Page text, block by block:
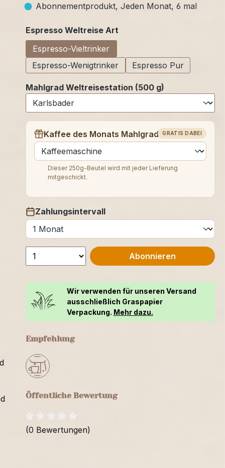
Abonnementprodukt, Jeden Monat, 6 mal
Espresso Weltreise Artauswählen
Espresso-Vieltrinker
Espresso-Wenigtrinker
Espresso Pur
Mahlgrad Weltreisestation (500 g)
GRATIS DABEI
Kaffee des Monats Mahlgrad (250 g)
auswählen
Dieser 250g-Beutel wird mit jeder Lieferung
mitgeschickt.
Zahlungsintervall
auswählen
Abonnieren
Wir verwenden für unseren Versand
ausschließlich Graspapier
Verpackung. Mehr dazu.
Empfehlung
Öffentliche Bewertung
(0 Bewertungen)